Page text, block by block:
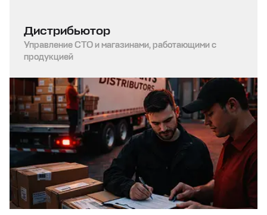
Дистрибьютор
Управление СТО и магазинами, работающими с
продукцией